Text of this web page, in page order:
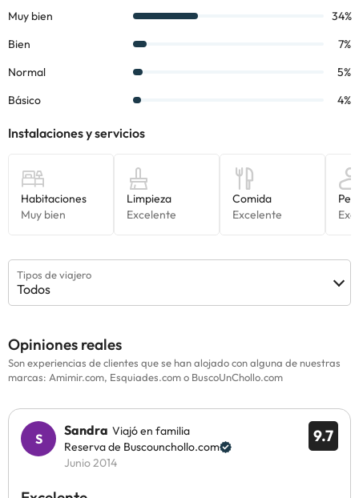
El hotel Villa San Remo dispone de restaurante, cafetería,
piscina, parking gratuito y servicio Wifi.
Además puede acceder a las diferentes actividades como tenis,
rutas 4x4, senderismo, actividades multi aventura etc.
Algunos de los servicios detallados pueden ser de pago. Puedes
información de esta ficha está sujeta a cambios por parte del
alojamiento. Si tienes dudas, contáctanos.
Tipos de viajero
Todos
Opiniones reales
Son experiencias de clientes que se han alojado con alguna de nuestras
marcas: Amimir.com, Esquiades.com o BuscoUnChollo.com
9.7
Sandra Viajó en familia
Reserva de Buscounchollo.com
Junio 2014